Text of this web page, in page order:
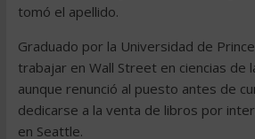
tomó el apellido.
Graduado por la Universidad de
trabajar en Wall Street en ciencias de
aunque renunció al puesto antes de
dedicarse a la venta de libros por
en Seattle.